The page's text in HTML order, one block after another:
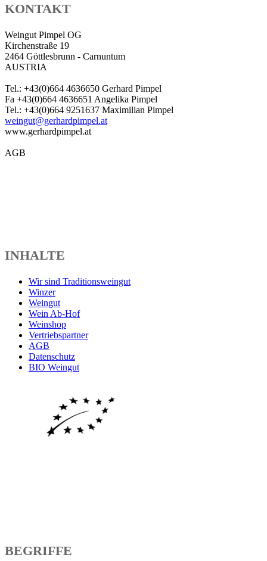
KONTAKT
Weingut Pimpel OG
Kirchenstraße 19
2464 Göttlesbrunn - Carnuntum
AUSTRIA
Tel.: +43(0)664 4636650 Gerhard Pimpel
Fa +43(0)664 4636651 Angelika Pimpel
Tel.: +43(0)664 9251637 Maximilian Pimpel
weingut@gerhardpimpel.at
www.gerhardpimpel.at
AGB
INHALTE
Wir sind Traditionsweingut
Winzer
Weingut
Wein Ab-Hof
Weinshop
Vertriebspartner
AGB
Datenschutz
BIO Weingut
BEGRIFFE